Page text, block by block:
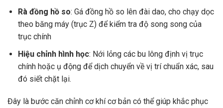
Rà đồng hồ so: Gá đồng hồ so lên đài dao, cho chạy dọc
theo băng máy (trục Z) để kiểm tra độ song song của
trục chính
Hiệu chỉnh hình học: Nới lỏng các bu lông định vị trục
chính hoặc ụ động để dịch chuyển về vị trí chuẩn xác, sau
đó siết chặt lại.
Đây là bước căn chỉnh cơ khí cơ bản có thể giúp khắc phục